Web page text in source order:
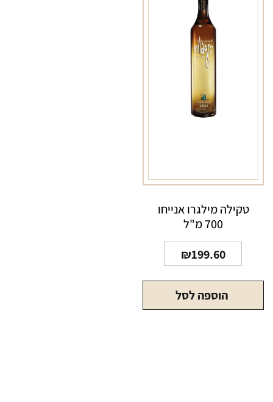
טקילה מילגרו אנייחו
700 מ"ל
₪199.60
הוספה לסל